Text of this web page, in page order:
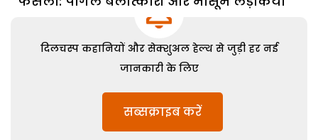
दिलचस्प कहानियों और सेक्शुअल हेल्थ से जुड़ी हर नई
जानकारी के लिए
सब्सक्राइब करें